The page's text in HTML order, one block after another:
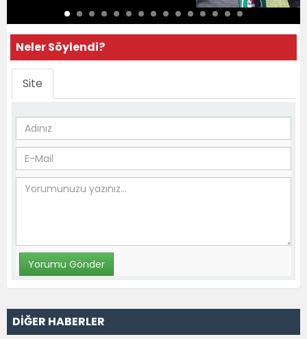
Neler Söylendi?
Site
DİĞER HABERLER